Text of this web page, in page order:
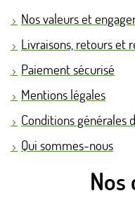
Nos valeurs et
Livraisons, retours et
Paiement sécurisé
Mentions légales
Conditions générales
Qui sommes-nous
Nos